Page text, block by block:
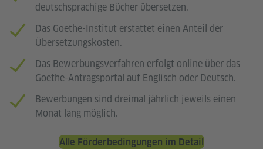
deutschsprachige Bücher übersetzen.
Das Goethe-Institut erstattet einen Anteil der
Übersetzungskosten.
Das Bewerbungsverfahren erfolgt online über das
Goethe-Antragsportal auf Englisch oder Deutsch.
Bewerbungen sind dreimal jährlich jeweils einen
Monat lang möglich.
Alle Förderbedingungen im Detail